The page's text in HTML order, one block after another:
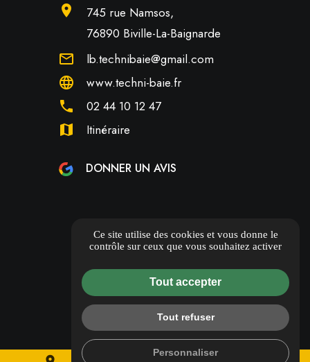
location_on
745 rue Namsos,
76890 Biville-La-Baignarde
mail_outline
lb.technibaie@gmail.com
language
www.techni-baie.fr
phone
02 44 10 12 47
map
Itinéraire
DONNER UN AVIS
Ce site utilise des cookies et vous donne le
contrôle sur ceux que vous souhaitez activer
Tout accepter
Tout refuser
Personnaliser